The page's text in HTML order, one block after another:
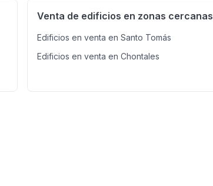
Venta de edificios en zonas cercanas
Edificios en venta en Santo Tomás
Edificios en venta en Chontales